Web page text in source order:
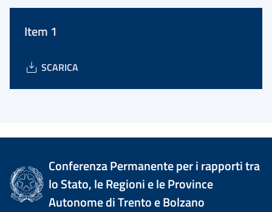
Item 1
SCARICA
Conferenza Permanente per i rapporti tra
lo Stato, le Regioni e le Province
Autonome di Trento e Bolzano